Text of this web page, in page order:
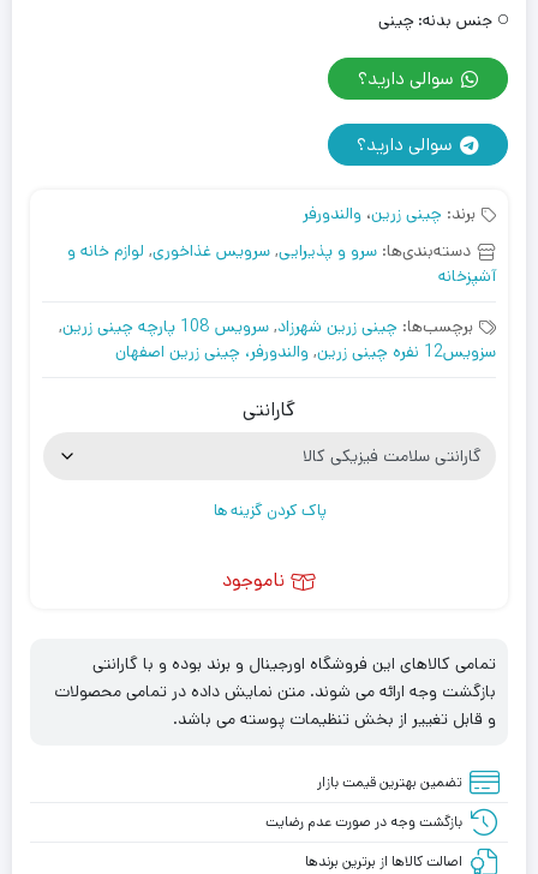
جنس بدنه: چینی
سوالی دارید؟
سوالی دارید؟
برند: چینی زرین، والندورفر
دسته‌بندی‌ها: سرو و پذیرایی, سرویس غذاخوری, لوازم خانه و
آشپزخانه
برچسب‌ها: چینی زرین شهرزاد, سرویس 108 پارچه چینی زرین
,
سزویس12 نفره چینی زرین
, والندورفر، چینی زرین اصفهان
گارانتی
پاک کردن گزینه ها
ناموجود
تمامی کالاهای این فروشگاه اورجینال و برند بوده و با گارانتی
بازگشت وجه ارائه می شوند. متن نمایش داده در تمامی محصولات
و قابل تغییر از بخش تنظیمات پوسته می باشد.
تضمین بهترین قیمت بازار
بازگشت وجه در صورت عدم رضایت
اصالت کالاها از برترین برندها